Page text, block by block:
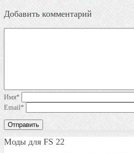
Добавить комментарий
Имя*
Email*
Моды для FS 22